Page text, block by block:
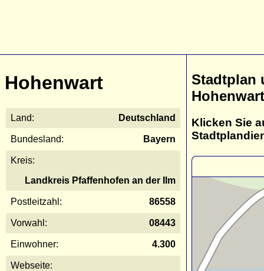
Hohenwart
Land: Deutschland
Bundesland: Bayern
Kreis:
Landkreis Pfaffenhofen an der Ilm
Postleitzahl: 86558
Vorwahl: 08443
Einwohner: 4.300
Webseite:
Stadtplan
Hohenwart
Klicken Sie